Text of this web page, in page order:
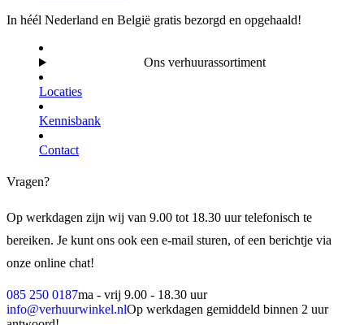
In héél Nederland en België gratis bezorgd en opgehaald!
Ons verhuurassortiment
Locaties
Kennisbank
Contact
Vragen?
Op werkdagen zijn wij van 9.00 tot 18.30 uur telefonisch te
bereiken. Je kunt ons ook een e-mail sturen, of een berichtje via
onze online chat!
085 250 0187ma - vrij 9.00 - 18.30 uur
info@verhuurwinkel.nlOp werkdagen gemiddeld binnen 2 uur